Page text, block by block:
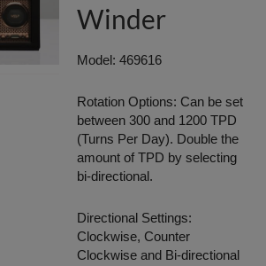
Winder
Model: 469616
Rotation Options: Can be set
between 300 and 1200 TPD
(Turns Per Day). Double the
amount of TPD by selecting
bi-directional.
Directional Settings:
Clockwise, Counter
Clockwise and Bi-directional